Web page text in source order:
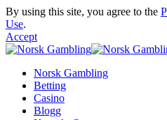
By using this site, you agree to the
Use.
Accept
Norsk Gambling
Betting
Casino
Blogg